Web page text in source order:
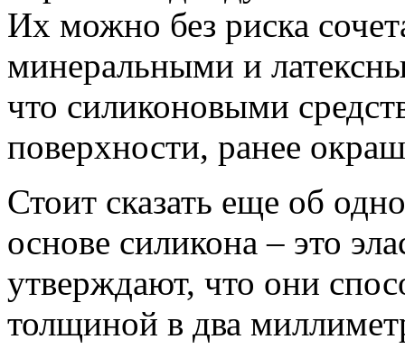
Их можно без риска
минеральными и
что силиконовыми
поверхности, ранее
Стоит сказать еще об
основе силикона – это
утверждают, что они
толщиной в два